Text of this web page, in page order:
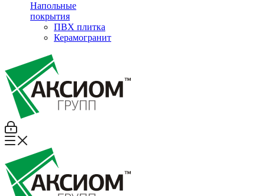
Напольные
покрытия
ПВХ плитка
Керамогранит